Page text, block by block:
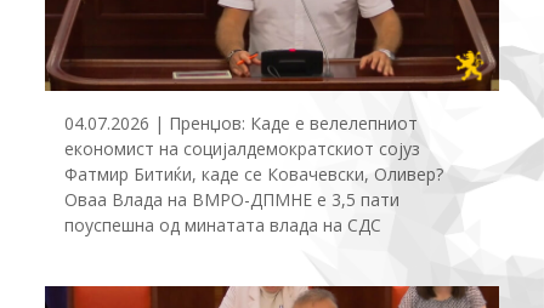
04.07.2026 | Пренџов: Каде е велелепниот
економист на социјалдемократскиот сојуз
Фатмир Битиќи, каде се Ковачевски, Оливер?
Оваа Влада на ВМРО-ДПМНЕ е 3,5 пати
поуспешна од минатата влада на СДС